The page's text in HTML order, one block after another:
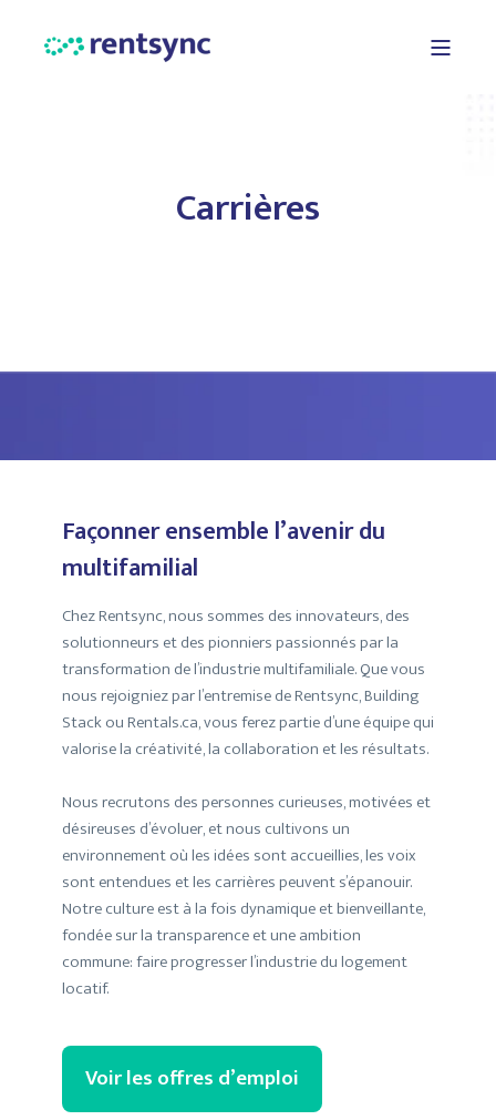
Carrières
Façonner ensemble l’avenir du
multifamilial
Chez Rentsync, nous sommes des innovateurs, des
solutionneurs et des pionniers passionnés par la
transformation de l’industrie multifamiliale. Que vous
nous rejoigniez par l’entremise de Rentsync, Building
Stack ou Rentals.ca, vous ferez partie d’une équipe qui
valorise la créativité, la collaboration et les résultats.
Nous recrutons des personnes curieuses, motivées et
désireuses d’évoluer, et nous cultivons un
environnement où les idées sont accueillies, les voix
sont entendues et les carrières peuvent s’épanouir.
Notre culture est à la fois dynamique et bienveillante,
fondée sur la transparence et une ambition
commune: faire progresser l’industrie du logement
locatif.
Voir les offres d’emploi